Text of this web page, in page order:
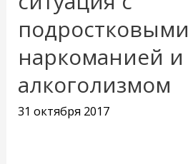
подростковыми
наркоманией и
алкоголизмом
31 октября 2017
ухудшилась
ситуация
с
подростковыми
наркоманией
и